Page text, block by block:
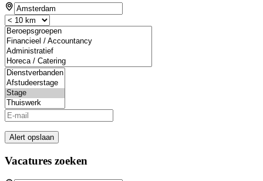
Alert opslaan
Vacatures zoeken